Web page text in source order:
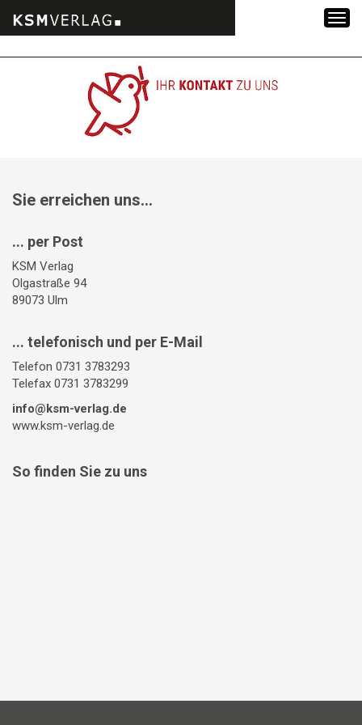
Sie erreichen uns...
... per Post
KSM Verlag
Olgastraße 94
89073 Ulm
... telefonisch und per E-Mail
Telefon 0731 3783293
Telefax 0731 3783299
info@ksm-verlag.de
www.ksm-verlag.de
So finden Sie zu uns